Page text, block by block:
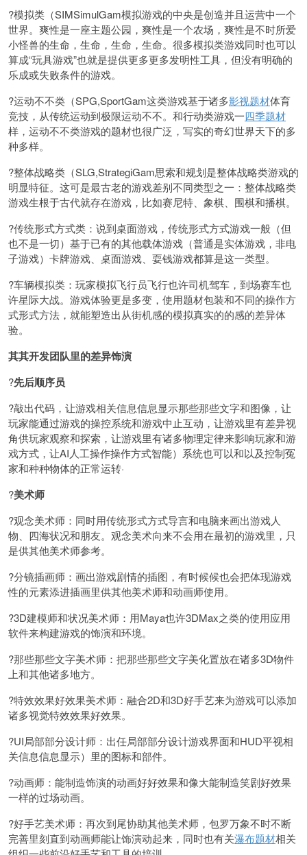
?模拟类（SIMSimulGam模拟游戏的中央是创造并且运营中一个
世界。爽性是一座主题公园，爽性是一个农场，爽性是不时所爱
小怪兽的生命，生命，生命，生命。很多模拟类游戏同时也可以
算成“玩具游戏”也就是提供更多更多发明性工具，但没有明确的
乐成或失败条件的游戏。
?运动不不类（SPG,SportGam这类游戏基于诸多影视题材体育
竞技，从传统运动到极限运动不不。和行动类游戏一四季题材
样，运动不不类游戏的题材也很广泛，写实的奇幻世界天下的多
种多样。
?整体战略类（SLG,StrategiGam思索和规划是整体战略类游戏的
明显特征。这可是最古老的游戏差别不同类型之一：整体战略类
游戏生根于古代就存在游戏，比如赛尼特、象棋、围棋和播棋。
?传统形式方式类：说到桌面游戏，传统形式方式游戏一般（但
也不是一切）基于已有的其他载体游戏（普通是实体游戏，非电
子游戏）卡牌游戏、桌面游戏、耍钱游戏都算是这一类型。
?车辆模拟类：玩家模拟飞行员飞行也许司机驾车，到场赛车也
许星际大战。游戏体验更是多变，使用题材包装和不同的操作方
式形式方法，就能塑造出从街机感的模拟真实的的感的差异体
验。
其其开发团队里的差异饰演
?先后顺序员
?敲出代码，让游戏相关信息信息显示那些那些文字和图像，让
玩家能通过游戏的操控系统和游戏中止互动，让游戏里有差异视
角供玩家观察和探索，让游戏里有诸多物理定律来影响玩家和游
戏方式，让AI人工操作操作方式智能）系统也可以和以及控制冤
家和种种物体的正常运转·
?美术师
?观念美术师：同时用传统形式方式导言和电脑来画出游戏人
物、四海状况和朋友。观念美术向来不会用在最初的游戏里，只
是供其他美术师参考。
?分镜插画师：画出游戏剧情的插图，有时候候也会把体现游戏
性的元素添进插画里供其他美术师和动画师使用。
?3D建模师和状况美术师：用Maya也许3DMax之类的使用应用
软件来构建游戏的饰演和环境。
?那些那些文字美术师：把那些那些文字美化置放在诸多3D物件
上和其他诸多地方。
?特效效果好效果美术师：融合2D和3D好手艺来为游戏可以添加
诸多视觉特效效果好效果。
?UI局部部分设计师：出任局部部分设计游戏界面和HUD平视相
关信息信息显示）里的图标和部件。
?动画师：能制造饰演的动画好好效果和像大能制造笑剧好效果
一样的过场动画。
?好手艺美术师：再次到尾协助其他美术师，包罗万象不时不断
完善里刻直到动画师能让饰演动起来，同时也有关瀑布题材相关